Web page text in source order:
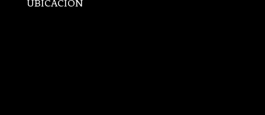
UBICACIÓN